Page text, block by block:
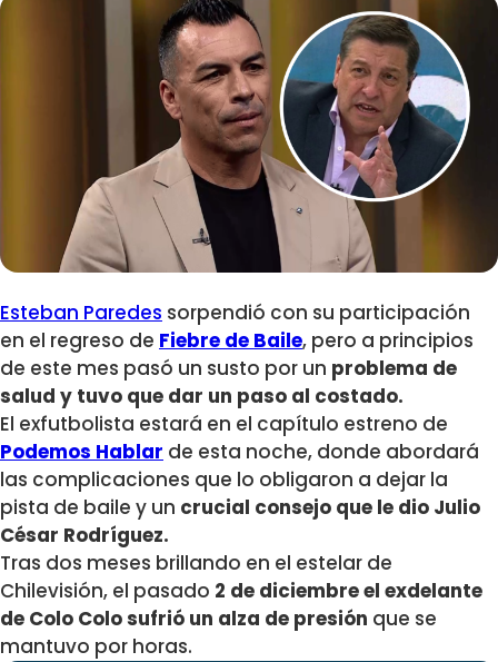
Esteban Paredes sorpendió con su participación
en el regreso de Fiebre de Baile, pero a principios
de este mes pasó un susto por un problema de
salud y tuvo que dar un paso al costado.
El exfutbolista estará en el capítulo estreno de
Podemos Hablar de esta noche, donde abordará
las complicaciones que lo obligaron a dejar la
pista de baile y un crucial consejo que le dio Julio
César Rodríguez.
Tras dos meses brillando en el estelar de
Chilevisión, el pasado 2 de diciembre el exdelante
de Colo Colo sufrió un alza de presión que se
mantuvo por horas.